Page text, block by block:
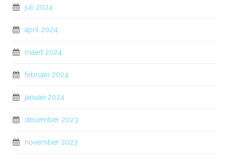
juli 2024
april 2024
maart 2024
februari 2024
januari 2024
december 2023
november 2023